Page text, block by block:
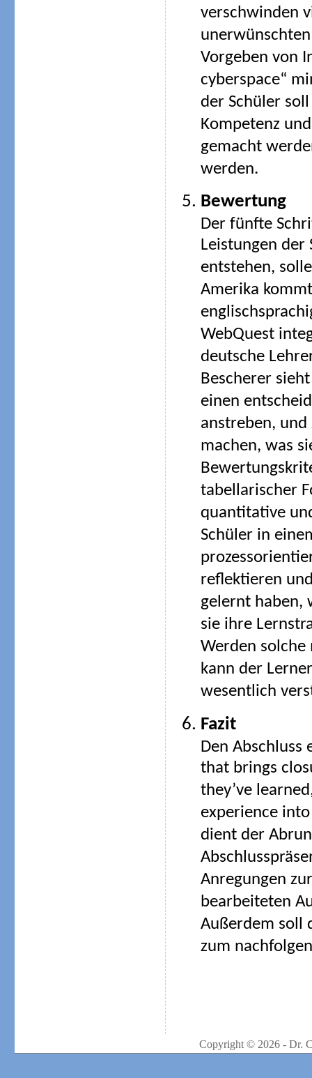
verschwinden
Vorgeben von
cyberspace“
der Schüler
Kompetenz
gemacht
werden.
Bewertung
Der fünfte
Leistungen der
entstehen,
Amerika
WebQuest
deutsche
Bescherer
einen
anstreben,
machen, was
tabellarischer
quantitative
Schüler in
reflektieren
gelernt haben,
sie ihre
Werden
kann der
wesentlich
Fazit
Den Abschluss
that brings
they’ve
experience
dient der
Anregungen
bearbeiteten
Außerdem soll
zum
Copyright © 2026 - Dr.